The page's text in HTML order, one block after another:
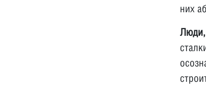
них